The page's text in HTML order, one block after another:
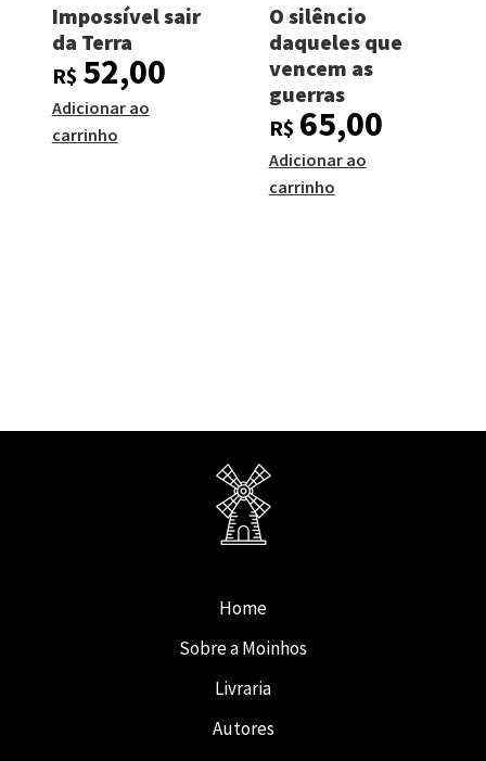
Impossível sair
da Terra
R$ 52,00
Adicionar ao
carrinho
O silêncio
daqueles que
vencem as
guerras
R$ 65,00
Adicionar ao
carrinho
Home
Sobre a Moinhos
Livraria
Autores